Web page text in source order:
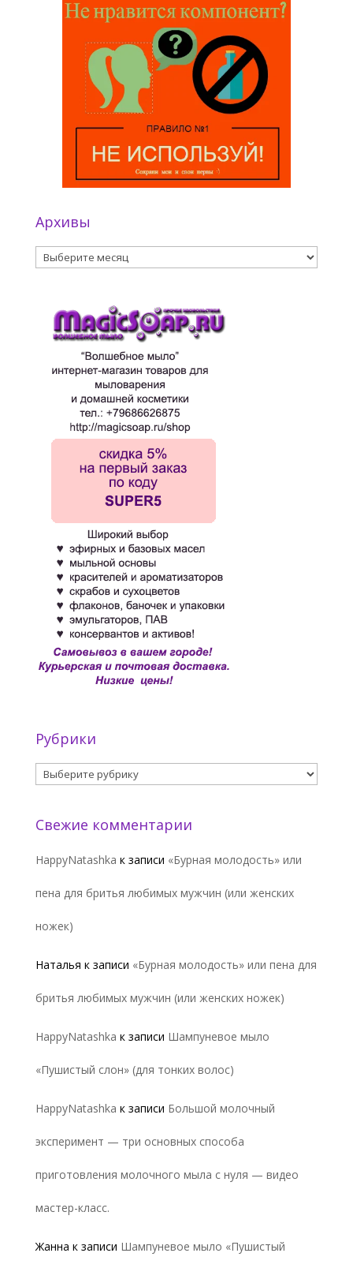
Архивы
Архивы
Рубрики
Рубрики
Свежие комментарии
HappyNatashka к записи «Бурная молодость» или
пена для бритья любимых мужчин (или женских
ножек)
Наталья к записи «Бурная молодость» или пена для
бритья любимых мужчин (или женских ножек)
HappyNatashka к записи Шампуневое мыло
«Пушистый слон» (для тонких волос)
HappyNatashka к записи Большой молочный
эксперимент — три основных способа
приготовления молочного мыла с нуля — видео
мастер-класс.
Жанна к записи Шампуневое мыло «Пушистый